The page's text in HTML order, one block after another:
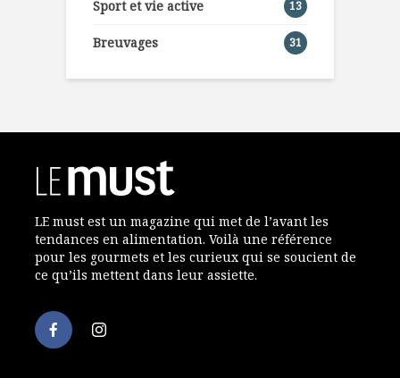
Sport et vie active 13
Breuvages 31
LE must est un magazine qui met de l’avant les
tendances en alimentation. Voilà une référence
pour les gourmets et les curieux qui se soucient de
ce qu’ils mettent dans leur assiette.